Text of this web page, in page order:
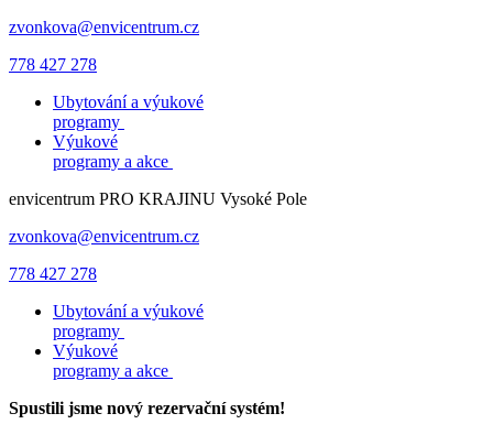
zvonkova@envicentrum.cz
778 427 278
Ubytování a výukové
programy
Výukové
programy a akce
envicentrum PRO KRAJINU Vysoké Pole
zvonkova@envicentrum.cz
778 427 278
Ubytování a výukové
programy
Výukové
programy a akce
Spustili jsme nový rezervační systém!